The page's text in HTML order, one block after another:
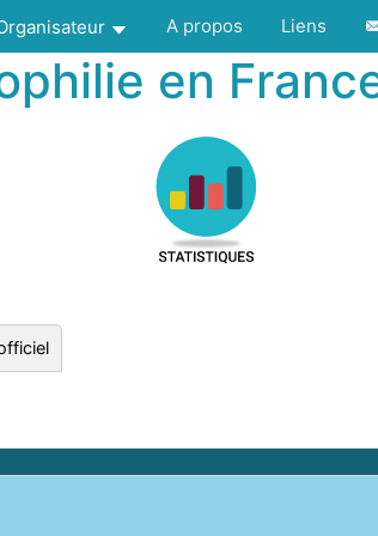
A propos Liens
en